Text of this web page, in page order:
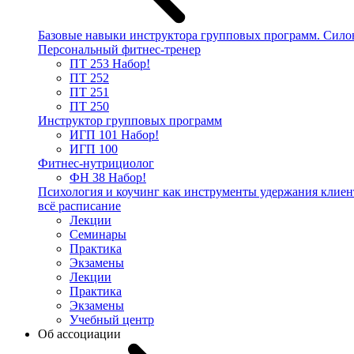
Базовые навыки инструктора групповых программ.
Персональный фитнес-тренер
ПТ 253 Набор!
ПТ 252
ПТ 251
ПТ 250
Инструктор групповых программ
ИГП 101 Набор!
ИГП 100
Фитнес-нутрициолог
ФН 38 Набор!
Психология и коучинг как инструменты удержания
всё расписание
Лекции
Семинары
Практика
Экзамены
Лекции
Практика
Экзамены
Учебный центр
Об ассоциации